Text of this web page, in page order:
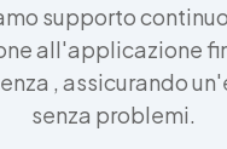
supporto
all'applicazione
, assicurando
senza problemi.